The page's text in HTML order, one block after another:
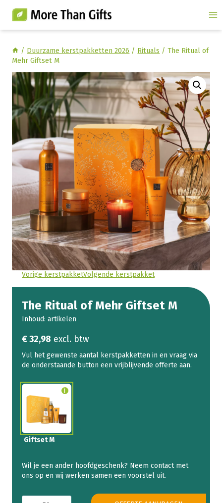
naar
inhoud
/ Duurzame kerstpakketten 2026 / Rituals / The Ritual of
Mehr Giftset M
The Ritual of Mehr Giftset M
Inhoud: artikelen
€32,98 excl. btw
Vorige kerstpakketVolgende kerstpakket
Giftset M